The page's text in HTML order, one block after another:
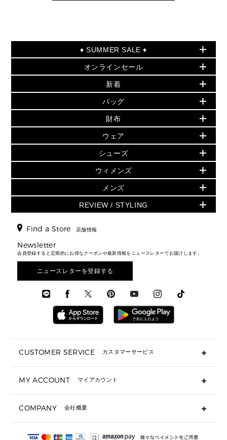
♦ SUMMER SALE ♦
セールおすすめアイテム
▶ ウィメンズ
バッグ
小物
シューズ・靴
ウェア
アクセサリー
時計
▶ メンズ
バッグ
ウェア
アクセサリー
オンラインセール
PRODUCT OF THE MONTH - 今月の特別価格
再値下げアイテム
追加アイテム
▶ ウィメンズすべて(ウェア・シューズ除く)
バッグ
財布・小物
ウェア
シューズ
時計・ジュエリー
アクセサリー
メンズ バッグ
メンズ 財布・小物
メンズ シューズ
メンズ ウェア
メンズ 時計・その他
新着
夏のスタイル
▶ すべて
▶ ウィメンズすべて
財布・小物
アクセサリー
フレグランス
シューズ
▶ メンズすべて
メンズ財布・小物
メンズアクセサリー
メンズウェア
バッグ
人気の定番アイテム
日本限定 - バッグ
▶ ウィメンズすべて
トートバッグ
ショルダーバッグ
クロスボディ・斜め掛け
トラベル
3 IN 1 / 2 IN 1 バッグ
▶ メンズすべて
財布
日本限定 - 財布・小物
▶ ウィメンズすべて
GREENWICH
折り財布(二つ折り・三つ折り)
長財布
▶ メンズすべて
ウェア
▶ ウィメンズすべて
トップス
スカート・パンツ
ジャケット・アウター
▶ メンズすべて
シューズ
▶ ウィメンズすべて
サンダル
スニーカー
▶ メンズすべて
ウィメンズ
人気の定番アイテム
▶ ウィメンズすべて
▶ バッグすべて
通勤・通学アイテム
3 IN 1 バッグ
ミニ財布・フラグメントケース
▶ 小物すべて
定期ケース・カードケース・名刺入れ
メンズ
▶ メンズすべて
財布・小物
時計・ジュエリー
アクセサリー
REVIEW / STYLING
エディターレビュー
Find a Store 店舗情報
Newsletter
会員登録すると定期的にお得なクーポンや最新情報をニュースレターでお届けします。
ニュースレターを登録する
CUSTOMER SERVICE カスタマーサービス
ギフト用にラッピングができますか？
ショッピングバッグを購入商品分送ってもらえますか？
注文後に完了メールが受信できないのですが？
サイズ交換はできますか？
MY ACCOUNT マイアカウント
COMPANY 会社概要